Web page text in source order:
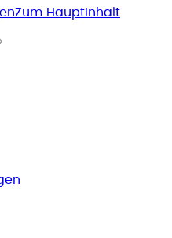
Zum Hauptinhalt